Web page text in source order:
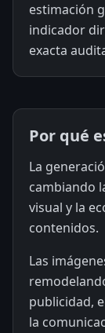
estimación
indicador
exacta
Por qué
La
cambiando
visual y la
contenidos.
Las
publicidad,
la